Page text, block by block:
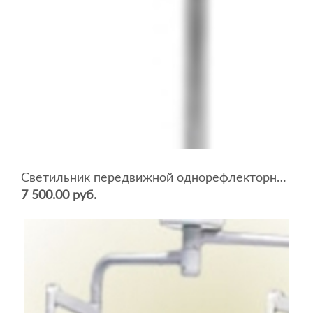
Светильник передвижной однорефлекторный СП-20 (без колес)
7 500.00 руб.